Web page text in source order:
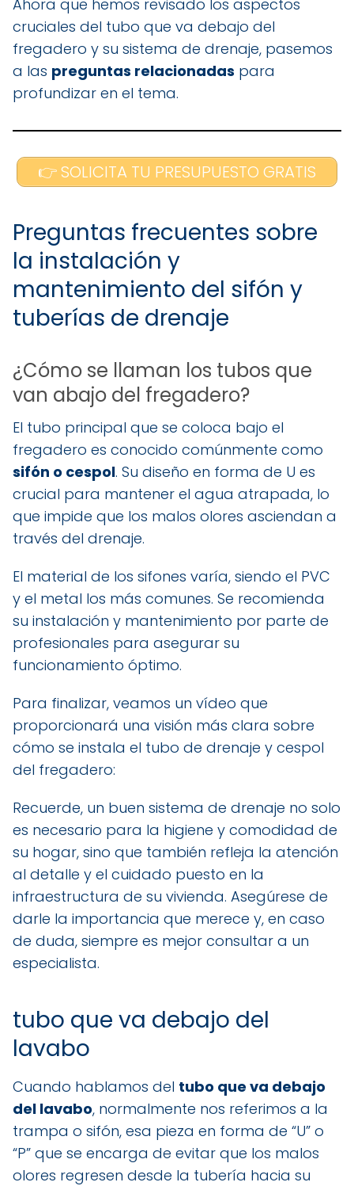
Ahora que hemos revisado los aspectos
cruciales del tubo que va debajo del
fregadero y su sistema de drenaje, pasemos
a las preguntas relacionadas para
profundizar en el tema.
👉 SOLICITA TU PRESUPUESTO GRATIS
Preguntas frecuentes sobre
la instalación y
mantenimiento del sifón y
tuberías de drenaje
¿Cómo se llaman los tubos que
van abajo del fregadero?
El tubo principal que se coloca bajo el
fregadero es conocido comúnmente como
sifón o cespol. Su diseño en forma de U es
crucial para mantener el agua atrapada, lo
que impide que los malos olores asciendan a
través del drenaje.
El material de los sifones varía, siendo el PVC
y el metal los más comunes. Se recomienda
su instalación y mantenimiento por parte de
profesionales para asegurar su
funcionamiento óptimo.
Para finalizar, veamos un vídeo que
proporcionará una visión más clara sobre
cómo se instala el tubo de drenaje y cespol
del fregadero:
Recuerde, un buen sistema de drenaje no solo
es necesario para la higiene y comodidad de
su hogar, sino que también refleja la atención
al detalle y el cuidado puesto en la
infraestructura de su vivienda. Asegúrese de
darle la importancia que merece y, en caso
de duda, siempre es mejor consultar a un
especialista.
tubo que va debajo del
lavabo
Cuando hablamos del tubo que va debajo
del lavabo, normalmente nos referimos a la
trampa o sifón, esa pieza en forma de “U” o
“P” que se encarga de evitar que los malos
olores regresen desde la tubería hacia su